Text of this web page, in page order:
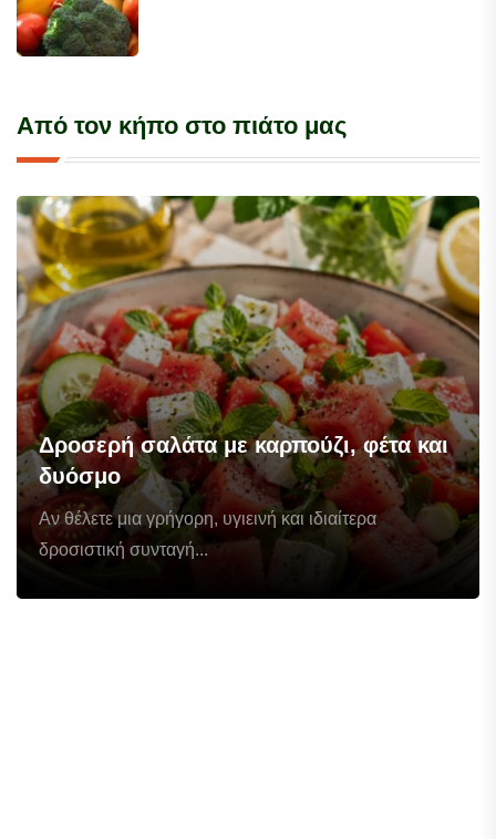
Από τον κήπο στο πιάτο μας
Δροσερή σαλάτα με καρπούζι, φέτα και
δυόσμο
Αν θέλετε μια γρήγορη, υγιεινή και ιδιαίτερα
δροσιστική συνταγή...